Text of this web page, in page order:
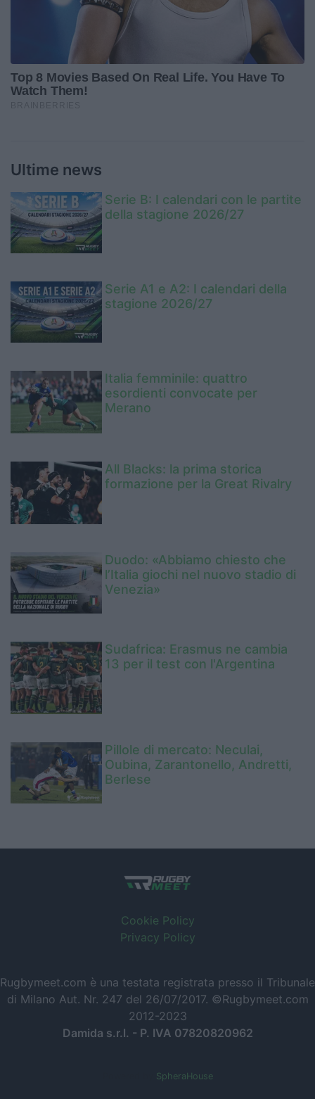
Ultime news
Serie B: I calendari con le partite
della stagione 2026/27
Serie A1 e A2: I calendari della
stagione 2026/27
Italia femminile: quattro
esordienti convocate per
Merano
All Blacks: la prima storica
formazione per la Great Rivalry
Duodo: «Abbiamo chiesto che
l’Italia giochi nel nuovo stadio di
Venezia»
Sudafrica: Erasmus ne cambia
13 per il test con l'Argentina
Pillole di mercato: Neculai,
Oubina, Zarantonello, Andretti,
Berlese
Cookie Policy
Privacy Policy
Rugbymeet.com è una testata registrata presso il Tribunale
di Milano Aut. Nr. 247 del 26/07/2017. ©Rugbymeet.com
2012-2023
Damida s.r.l. - P. IVA 07820820962
SpheraHouse